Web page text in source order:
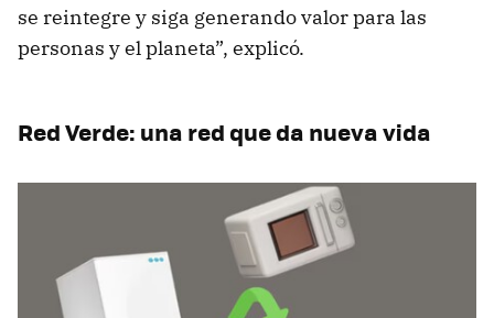
se reintegre y siga generando valor para las
personas y el planeta”, explicó.
Red Verde: una red que da nueva vida